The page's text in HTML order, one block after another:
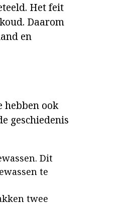
Het feit
Daarom
en
hebben ook
geschiedenis
Dit
te
twee